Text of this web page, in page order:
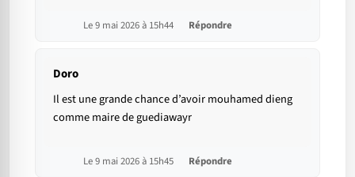
Le 9 mai 2026 à 15h44 Répondre
Doro
Il est une grande chance d’avoir mouhamed dieng
comme maire de guediawayr
Le 9 mai 2026 à 15h45 Répondre